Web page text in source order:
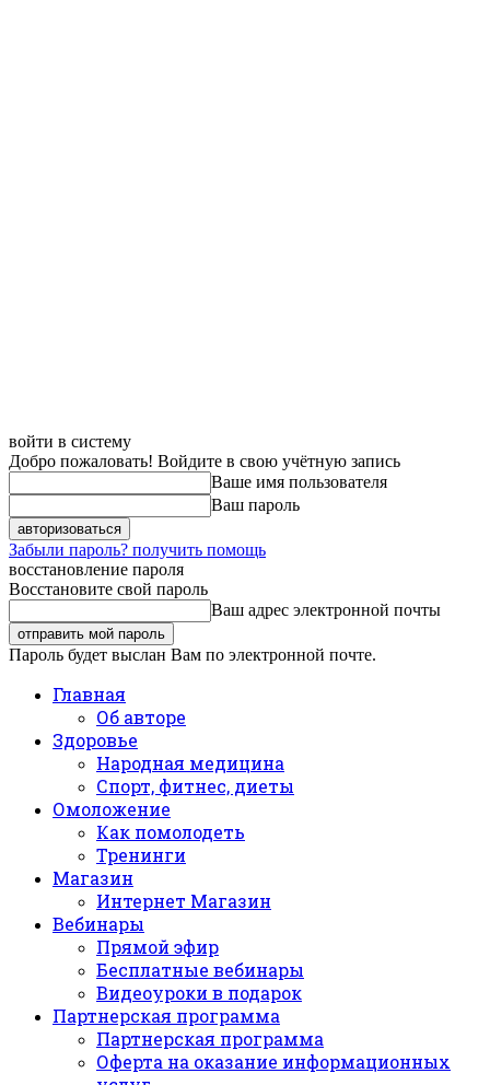
войти в систему
Добро пожаловать! Войдите в свою учётную запись
Ваше имя пользователя
Ваш пароль
Забыли пароль? получить помощь
восстановление пароля
Восстановите свой пароль
Ваш адрес электронной почты
Пароль будет выслан Вам по электронной почте.
Главная
Об авторе
Здоровье
Народная медицина
Спорт, фитнес, диеты
Омоложение
Как помолодеть
Тренинги
Магазин
Интернет Магазин
Вебинары
Прямой эфир
Бесплатные вебинары
Видеоуроки в подарок
Партнерская программа
Партнерская программа
Оферта на оказание информационных